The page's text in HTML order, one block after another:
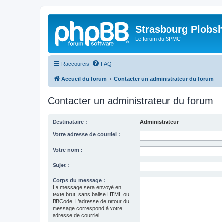
Strasbourg
Le forum du SPMC
Raccourcis FAQ
Accueil du forum Contacter un administrateur du forum
Contacter un administrateur du forum
Destinataire : Administrateur
Votre adresse de courriel :
Votre nom :
Sujet :
Corps du message :
Le message sera envoyé en
texte brut, sans balise HTML ou
BBCode. L’adresse de retour du
message correspond à votre
adresse de courriel.